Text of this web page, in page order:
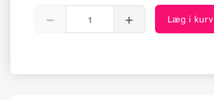
Læg i kurv